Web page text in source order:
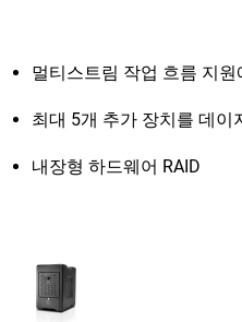
멀티스트림 작업 흐름 지원
최대 5개 추가 장치를 데이
내장형 하드웨어 RAID